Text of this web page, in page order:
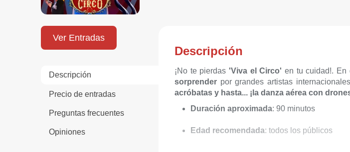
Ver Entradas
Descripción
Precio de entradas
Preguntas frecuentes
Opiniones
Descripción
¡No te pierdas 'Viva el Circo'en tu cuidad!. En
sorprender por grandes artistas
acróbatas y hasta... ¡la danza aérea con
Duración aproximada: 90 minutos
Edad recomendada: todos los públicos